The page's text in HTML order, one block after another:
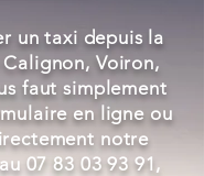
un taxi depuis la
Calignon, Voiron,
faut simplement
en ligne ou
notre
07 83 03 93 91 ,